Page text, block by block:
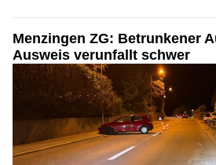
Menzingen ZG: Betrunkener
Ausweis verunfallt schwer